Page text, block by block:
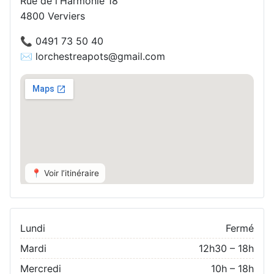
4800 Verviers
📞 0491 73 50 40
✉️ lorchestreapots@gmail.com
📍 Voir l’itinéraire
Lundi
Fermé
Mardi
12h30 – 18h
Mercredi
10h – 18h